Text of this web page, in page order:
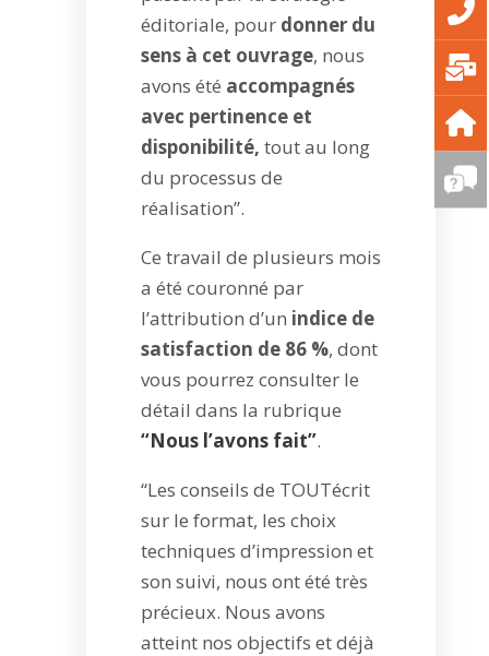
éditoriale, pour donner du
sens à cet ouvrage, nous
avons été accompagnés
avec pertinence et
disponibilité, tout au long
du processus de
réalisation”.
Ce travail de plusieurs mois
a été couronné par
l’attribution d’un indice de
satisfaction de 86 %, dont
vous pourrez consulter le
détail dans la rubrique
“Nous l’avons fait”.
“Les conseils de TOUTécrit
sur le format, les choix
techniques d’impression et
son suivi, nous ont été très
précieux. Nous avons
atteint nos objectifs et déjà